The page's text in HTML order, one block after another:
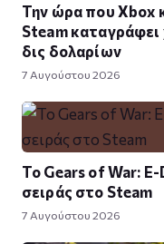
Την ώρα που Xbox
Steam καταγράφει
δις δολαρίων
7 Αυγούστου 2026
Το Gears of War:
σειράς στο Steam
7 Αυγούστου 2026